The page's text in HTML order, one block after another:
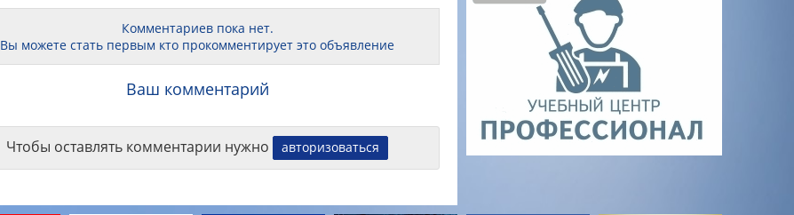
Комментариев пока нет.
Вы можете стать первым кто прокомментирует это объявление
Ваш комментарий
Чтобы оставлять комментарии нужно авторизоваться